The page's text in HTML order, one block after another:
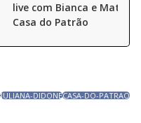
live com Bianca e
Casa do Patrão
JULIANA-DIDONECASA-DO-PATRAO